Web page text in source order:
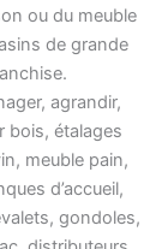
ou du meuble
de grande
agrandir,
bois, étalages
meuble pain,
d’accueil,
gondoles,